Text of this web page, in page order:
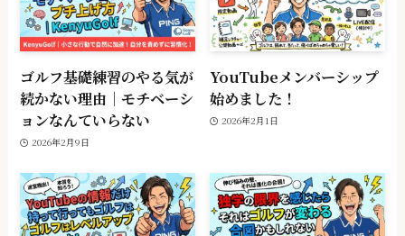
ゴルフ基礎練習のやる気が
続かない理由｜モチベーシ
ョンなんていらない
2026年2月9日
YouTubeメンバーシップ
始めました！
2026年2月1日